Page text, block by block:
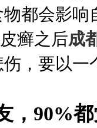
都会影响
癣之后成
，要以
，90%